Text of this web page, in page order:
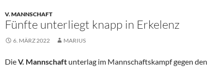
V. MANNSCHAFT
Fünfte unterliegt knapp in Erkelenz
6. MÄRZ 2022 MARIUS
DieV. Mannschaft unterlag im Mannschaftskampf gegen den